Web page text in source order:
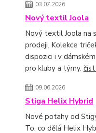
03.07.2026
Nový textil Joola
Nový textil Joola na
prodeji. Kolekce
dispozici i v
pro kluby a týmy.
09.06.2026
Stiga Helix Hybrid
Nové potahy od
To, co dělá Helix